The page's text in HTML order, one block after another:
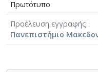
Πρωτότυπο
Προέλευση εγγραφής
Πανεπιστήμιο